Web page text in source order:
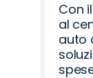
Con
al
auto